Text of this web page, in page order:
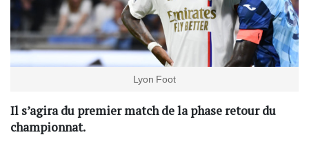
Lyon Foot
Il s’agira du premier match de la phase retour du
championnat.